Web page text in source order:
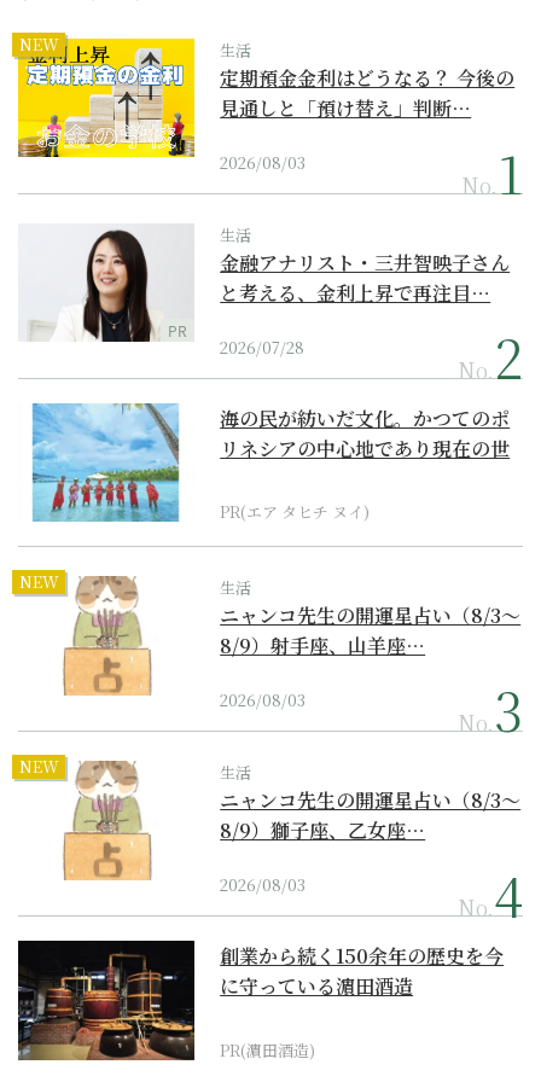
NEW 生活
定期預金金利はどうなる？ 今後の
見通しと「預け替え」判断…
2026/08/03
No.
PR
生活
金融アナリスト・三井智映子さん
と考える、金利上昇で再注目…
2026/07/28
No.
海の民が紡いだ文化。かつてのポ
リネシアの中心地であり現在の世
PR(エア タヒチ ヌイ)
NEW 生活
ニャンコ先生の開運星占い（8/3～
8/9）射手座、山羊座…
2026/08/03
No.
NEW 生活
ニャンコ先生の開運星占い（8/3～
8/9）獅子座、乙女座…
2026/08/03
No.
創業から続く150余年の歴史を今
に守っている濵田酒造
PR(濵田酒造)